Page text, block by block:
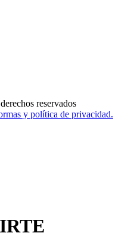
reservados
y política de privacidad.